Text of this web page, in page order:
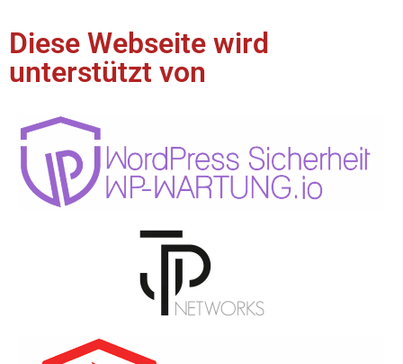
Diese Webseite wird
unterstützt von​